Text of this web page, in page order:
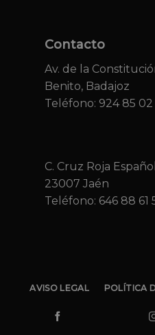
Contacto
Av. de la
Benito, Badajoz
Teléfono: 924 85 02
C. Cruz Roja
23007 Jaén
Teléfono: 646 88 61
AVISO LEGAL POLÍTICA